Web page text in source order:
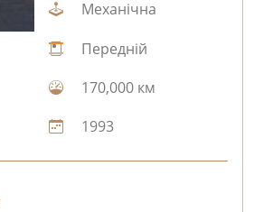
Механічна
Передній
170,000 км
1993